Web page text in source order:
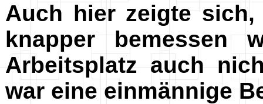
Auch hier zeigte
knapper bemessen
Arbeitsplatz auch
war eine einmännige